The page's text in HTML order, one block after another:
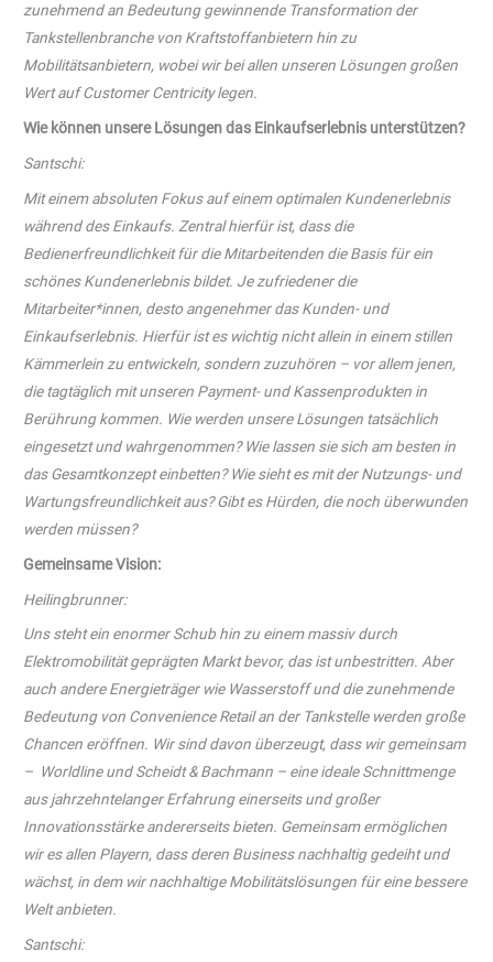
zunehmend an Bedeutung gewinnende Transformation der
Tankstellenbranche von Kraftstoffanbietern hin zu
Mobilitätsanbietern, wobei wir bei allen unseren Lösungen großen
Wert auf Customer Centricity legen.
Wie können unsere Lösungen das Einkaufserlebnis unterstützen?
Santschi:
Mit einem absoluten Fokus auf einem optimalen Kundenerlebnis
während des Einkaufs. Zentral hierfür ist, dass die
Bedienerfreundlichkeit für die Mitarbeitenden die Basis für ein
schönes Kundenerlebnis bildet. Je zufriedener die
Mitarbeiter*innen, desto angenehmer das Kunden- und
Einkaufserlebnis. Hierfür ist es wichtig nicht allein in einem stillen
Kämmerlein zu entwickeln, sondern zuzuhören – vor allem jenen,
die tagtäglich mit unseren Payment- und Kassenprodukten in
Berührung kommen. Wie werden unsere Lösungen tatsächlich
eingesetzt und wahrgenommen? Wie lassen sie sich am besten in
das Gesamtkonzept einbetten? Wie sieht es mit der Nutzungs- und
Wartungsfreundlichkeit aus? Gibt es Hürden, die noch überwunden
werden müssen?
Gemeinsame Vision:
Heilingbrunner:
Uns steht ein enormer Schub hin zu einem massiv durch
Elektromobilität geprägten Markt bevor, das ist unbestritten. Aber
auch andere Energieträger wie Wasserstoff und die zunehmende
Bedeutung von Convenience Retail an der Tankstelle werden große
Chancen eröffnen. Wir sind davon überzeugt, dass wir gemeinsam
– Worldline und Scheidt & Bachmann – eine ideale Schnittmenge
aus jahrzehntelanger Erfahrung einerseits und großer
Innovationsstärke andererseits bieten. Gemeinsam ermöglichen
wir es allen Playern, dass deren Business nachhaltig gedeiht und
wächst, in dem wir nachhaltige Mobilitätslösungen für eine bessere
Welt anbieten.
Santschi: